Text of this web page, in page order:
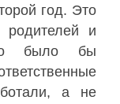
год. Это
родителей и
было бы
а не